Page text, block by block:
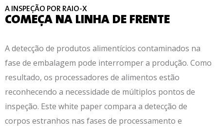
A INSPEÇÃO POR RAIO-X
COMEÇA NA LINHA DE FRENTE
A detecção de produtos alimentícios contaminados na
fase de embalagem pode interromper a produção. Como
resultado, os processadores de alimentos estão
reconhecendo a necessidade de múltiplos pontos de
inspeção. Este white paper compara a detecção de
corpos estranhos nas fases de processamento e